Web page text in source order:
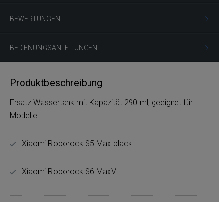
BEWERTUNGEN
BEDIENUNGSANLEITUNGEN
Produktbeschreibung
Ersatz Wassertank mit Kapazität 290 ml, geeignet für
Modelle:
Xiaomi Roborock S5 Max black
Xiaomi Roborock S6 MaxV